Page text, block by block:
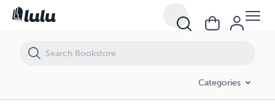
Categories
LA MUERTE DEL CAUDILLO